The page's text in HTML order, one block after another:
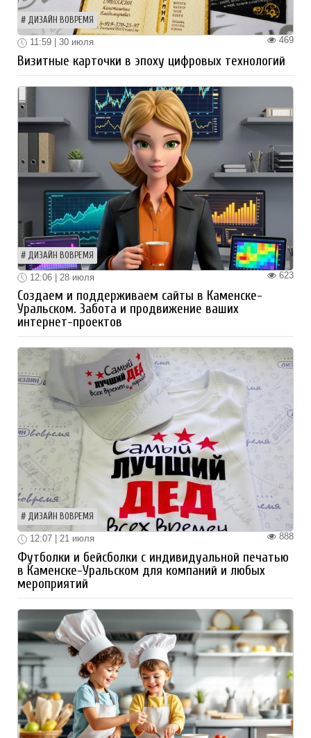
ДИЗАЙН ВОВРЕМЯ
469
11:59 | 30 июля
Визитные карточки в эпоху цифровых технологий
ДИЗАЙН ВОВРЕМЯ
623
12:06 | 28 июля
Создаем и поддерживаем сайты в Каменске-
Уральском. Забота и продвижение ваших
интернет-проектов
ДИЗАЙН ВОВРЕМЯ
888
12:07 | 21 июля
Футболки и бейсболки с индивидуальной печатью
в Каменске-Уральском для компаний и любых
мероприятий